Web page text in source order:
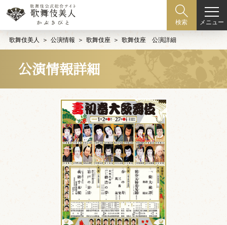
検索 メニュー
歌舞伎美人 公演情報 歌舞伎座 歌舞伎座 公演詳細
公演情報詳細